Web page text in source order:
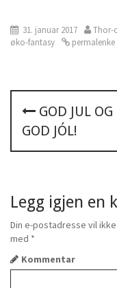
31. januar 2017 Thor-
øko-fantasy
permalenke
P
o
t
n
a
v
GOD JUL OG
GOD JÓL!
Legg igjen en
Din e-postadresse vil
med *
Kommentar